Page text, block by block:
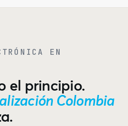
EN
el principio.
Colombia